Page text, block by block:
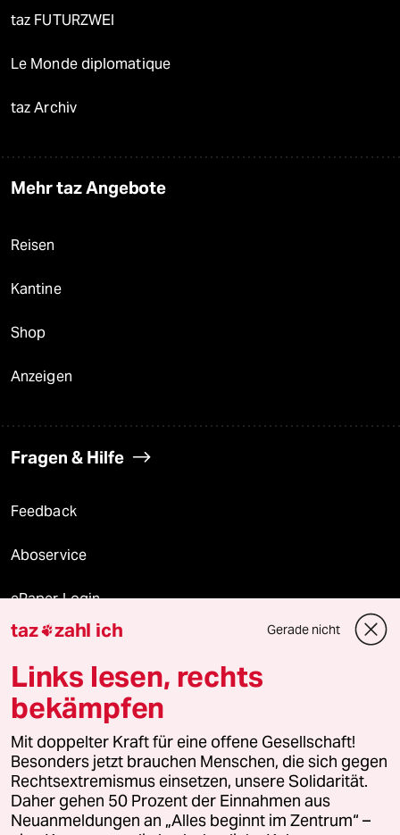
taz FUTURZWEI
Le Monde diplomatique
taz Archiv
Mehr taz Angebote
Reisen
Kantine
Shop
Anzeigen
Fragen & Hilfe
Feedback
Aboservice
ePaper Login
Downloads für Abonnierende
© 2026 taz Verlags und Vertriebs GmbH
Alle Rechte vorbehalten. Bei rechtlichen Fragen oder für Genehmigungen
wenden Sie sich bitte an
lizenzen@taz.de
Feedback Redaktionsstatut Kommune-Richtlinien
taz zahl ich Gerade nicht
Links lesen, rechts
bekämpfen
Mit doppelter Kraft für eine offene Gesellschaft!
Besonders jetzt brauchen Menschen, die sich gegen
Rechtsextremismus einsetzen, unsere Solidarität.
Daher gehen 50 Prozent der Einnahmen aus
Neuanmeldungen an „Alles beginnt im Zentrum“ –